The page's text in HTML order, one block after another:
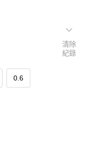
0.6
清除
紀錄